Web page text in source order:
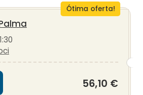
Ótima oferta!
56,10 €